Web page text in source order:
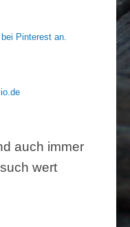
Pinterest an.
auch immer
wert